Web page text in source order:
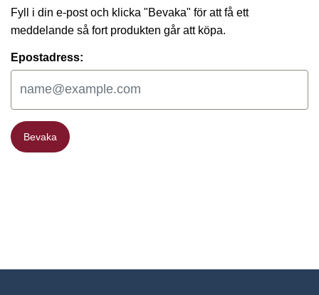
Fyll i din e-post och klicka "Bevaka" för att få ett
meddelande så fort produkten går att köpa.
Epostadress:
Bevaka
Bevaka